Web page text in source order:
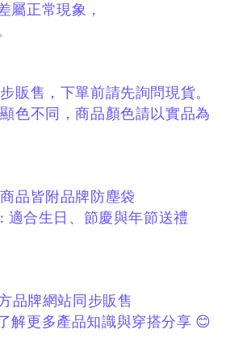
屬正常現象，
販售， 下單前請先詢問現貨。
色不同，商品顏色請以實品為
品皆附品牌防塵袋
適合生日、節慶與年節送禮
品牌網站同步販售
解更多產品知識與穿搭分享 😊